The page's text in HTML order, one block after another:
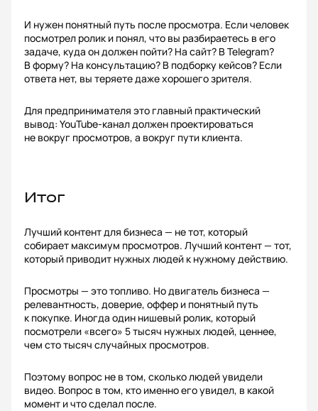
И нужен понятный путь после просмотра. Если человек
посмотрел ролик и понял, что вы разбираетесь в его
задаче, куда он должен пойти? На сайт? В Telegram?
В форму? На консультацию? В подборку кейсов? Если
ответа нет, вы теряете даже хорошего зрителя.
Для предпринимателя это главный практический
вывод: YouTube-канал должен проектироваться
не вокруг просмотров, а вокруг пути клиента.
Итог
Лучший контент для бизнеса — не тот, который
собирает максимум просмотров. Лучший контент — тот,
который приводит нужных людей к нужному действию.
Просмотры — это топливо. Но двигатель бизнеса —
релевантность, доверие, оффер и понятный путь
к покупке. Иногда один нишевый ролик, который
посмотрели «всего» 5 тысяч нужных людей, ценнее,
чем сто тысяч случайных просмотров.
Поэтому вопрос не в том, сколько людей увидели
видео. Вопрос в том, кто именно его увидел, в какой
момент и что сделал после.